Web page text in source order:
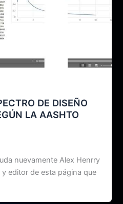
DE DISEÑO
LA AASHTO
nuevamente Alex Henrry
editor de esta página que